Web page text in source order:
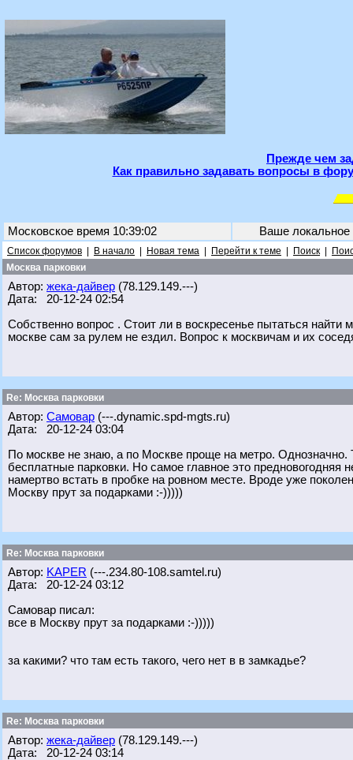
Прежде чем
Как правильно задавать вопросы в
Московское время 10:39:02 Ваше
Список форумов В начало Новая тема Перейти к теме Поиск
Москва парковки
Автор: жека-дайвер (78.129.149.---)
Дата: 20-12-24 02:54
Собственно вопрос . Стоит ли в воскресенье пытаться
москве сам за рулем не ездил. Вопрос к москвичам и их
Re: Москва парковки
Автор: Самовар (---.dynamic.spd-mgts.ru)
Дата: 20-12-24 03:04
По москве не знаю, а по Москве проще на метро.
бесплатные парковки. Но самое главное это
намертво встать в пробке на ровном месте. Вроде уже
Москву прут за подарками :-)))))
Re: Москва парковки
Автор: KAPER (---.234.80-108.samtel.ru)
Дата: 20-12-24 03:12
Самовар писал:
все в Москву прут за подарками :-)))))
за какими? что там есть такого, чего нет в в замкадье?
Re: Москва парковки
Автор: жека-дайвер (78.129.149.---)
Дата: 20-12-24 03:14